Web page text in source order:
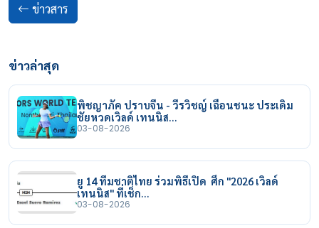
ข่าวสาร
ข่าวล่าสุด
พิชญาภัค ปราบจีน - วีรวิชญ์ เฉือนชนะ ประเดิม
ชัยหวดเวิลด์ เทนนิส…
03-08-2026
ยู 14 ทีมชาติไทย ร่วมพิธีเปิด ศึก "2026 เวิลด์
เทนนิส" ที่เช็ก…
03-08-2026